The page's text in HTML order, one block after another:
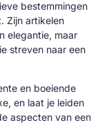
bestemmingen
Zijn artikelen
elegantie, maar
streven naar een
en boeiende
en laat je leiden
aspecten van een